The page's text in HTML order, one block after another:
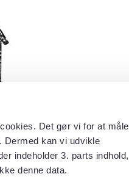
Det gør vi for at måle
Dermed kan vi udvikle
indeholder 3. parts indhold,
denne data.